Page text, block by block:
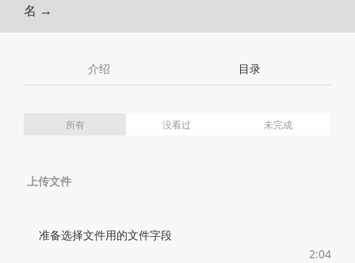
名 →
介绍 目录
所有 没看过 未完成
上传文件
准备选择文件用的文件字段
2:04